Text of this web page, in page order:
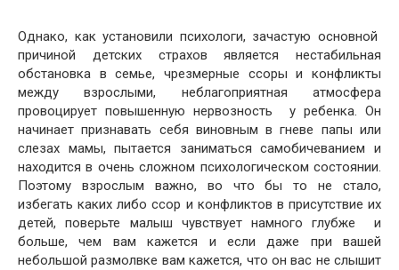
Однако, как установили психологи, зачастую основной
причиной детских страхов является нестабильная
обстановка в семье, чрезмерные ссоры и конфликты
между взрослыми, неблагоприятная атмосфера
провоцирует повышенную нервозность у ребенка. Он
начинает признавать себя виновным в гневе папы или
слезах мамы, пытается заниматься самобичеванием и
находится в очень сложном психологическом состоянии.
Поэтому взрослым важно, во что бы то не стало,
избегать каких либо ссор и конфликтов в присутствие их
детей, поверьте малыш чувствует намного глубже и
больше, чем вам кажется и если даже при вашей
небольшой размолвке вам кажется, что он вас не слышит